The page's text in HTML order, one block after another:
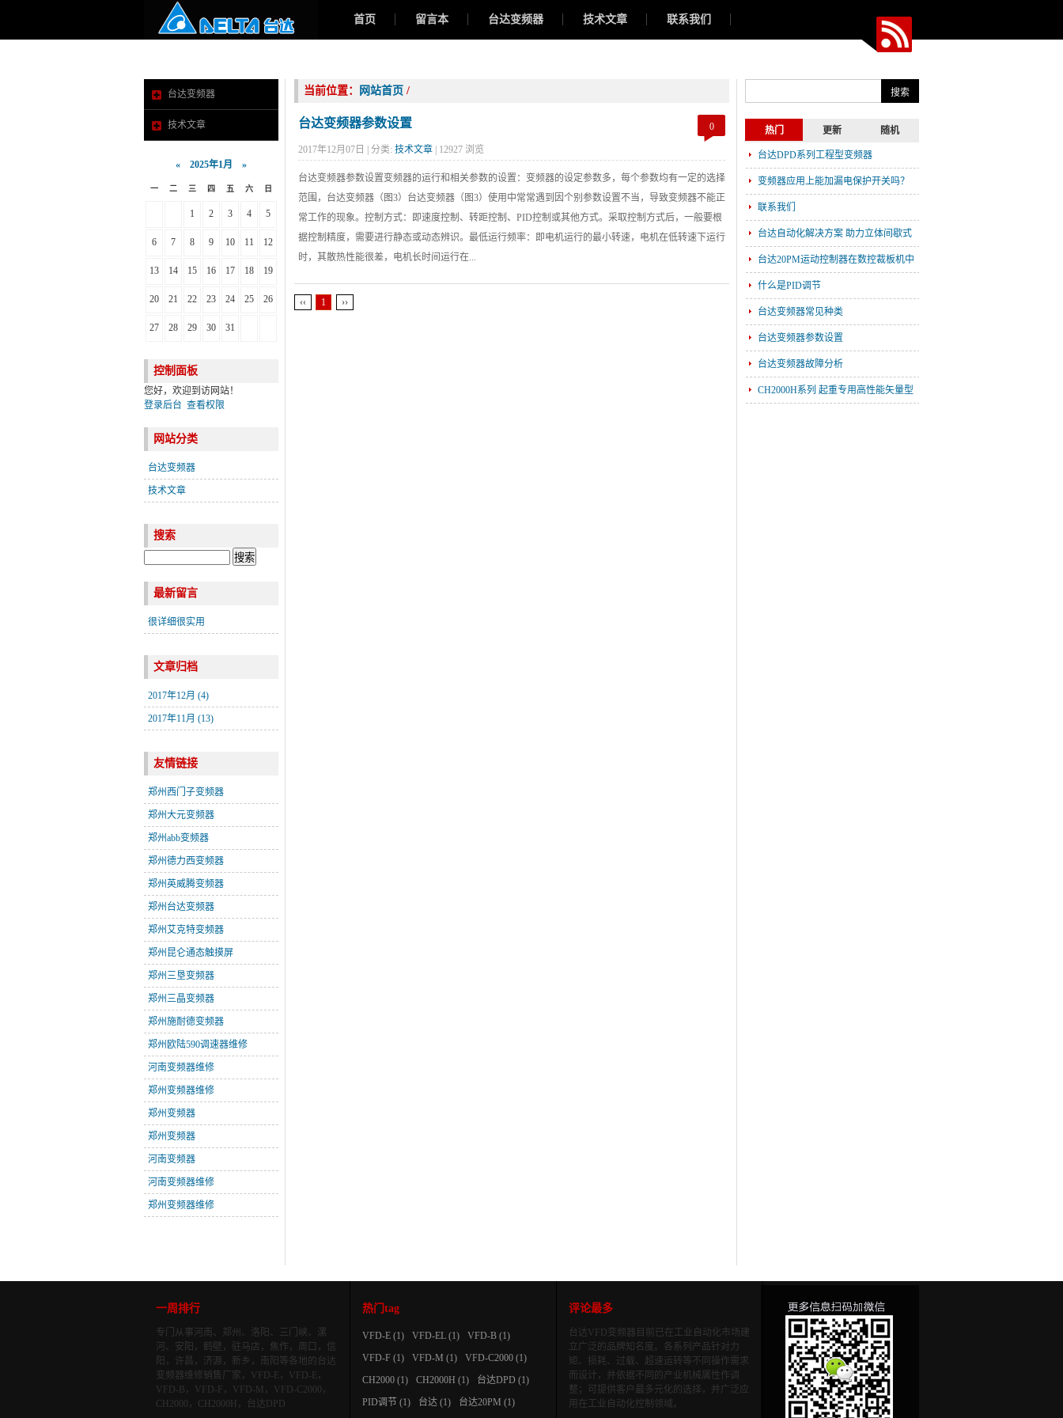
首页 留言本 台达变频器 技术文章 联系我们
台达变频器
技术文章
« 2025年1月 »
一 二 三 四 五 六 日
1 2 3 4 5
6 7 8 9 10 11 12
13 14 15 16 17 18 19
20 21 22 23 24 25 26
27 28 29 30 31
控制面板
您好，欢迎到访网站！
登录后台 查看权限
网站分类
台达变频器
技术文章
搜索
最新留言
很详细很实用
文章归档
2017年12月 (4)
2017年11月 (13)
友情链接
郑州西门子变频器
郑州大元变频器
郑州abb变频器
郑州德力西变频器
郑州英威腾变频器
郑州台达变频器
郑州艾克特变频器
郑州昆仑通态触摸屏
郑州三垦变频器
郑州三晶变频器
郑州施耐德变频器
郑州欧陆590调速器维修
河南变频器维修
郑州变频器维修
郑州变频器
郑州变频器
河南变频器
河南变频器维修
郑州变频器维修
当前位置： 网站首页 /
0
台达变频器参数设置
2017年12月07日 | 分类: 技术文章 | 12927 浏览
台达变频器参数设置变频器的运行和相关参数的设置：变频器的设定参数多，每个参数均有一定的选择
范围，台达变频器（图3）台达变频器（图3）使用中常常遇到因个别参数设置不当，导致变频器不能正
常工作的现象。控制方式：即速度控制、转距控制、PID控制或其他方式。采取控制方式后，一般要根
据控制精度，需要进行静态或动态辨识。最低运行频率：即电机运行的最小转速，电机在低转速下运行
时，其散热性能很差，电机长时间运行在...
‹‹ 1 ››
热门 更新 随机
台达DPD系列工程型变频器
变频器应用上能加漏电保护开关吗？
联系我们
台达自动化解决方案 助力立体间歇式
包装机提高效率和可靠性
台达20PM运动控制器在数控裁板机中
的应用
什么是PID调节
台达变频器常见种类
台达变频器参数设置
台达变频器故障分析
CH2000H系列 起重专用高性能矢量型
一周排行
专门从事河南、郑州、洛阳、三门峡、漯
河、安阳，鹤壁，驻马店，焦作，周口，信
阳，许昌，济源，新乡，南阳等各地的台达
变频器维修销售厂家，VFD-E，VFD-E，
VFD-B，VFD-F，VFD-M，VFD-C2000，
CH2000，CH2000H，台达DPD
热门tag
VFD-E (1) VFD-EL (1) VFD-B (1)
VFD-F (1) VFD-M (1) VFD-C2000 (1)
CH2000 (1) CH2000H (1) 台达DPD (1)
PID调节 (1) 台达 (1) 台达20PM (1)
评论最多
台达VFD变频器目前已在工业自动化市场建
立广泛的品牌知名度。各系列产品针对力
矩、损耗、过载、超速运转等不同操作需求
而设计，并依据不同的产业机械属性作调
整；可提供客户最多元化的选择，并广泛应
用在工业自动化控制领域。